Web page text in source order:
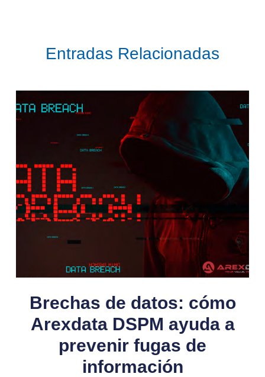
Entradas Relacionadas
Brechas de datos: cómo
Arexdata DSPM ayuda a
prevenir fugas de
información